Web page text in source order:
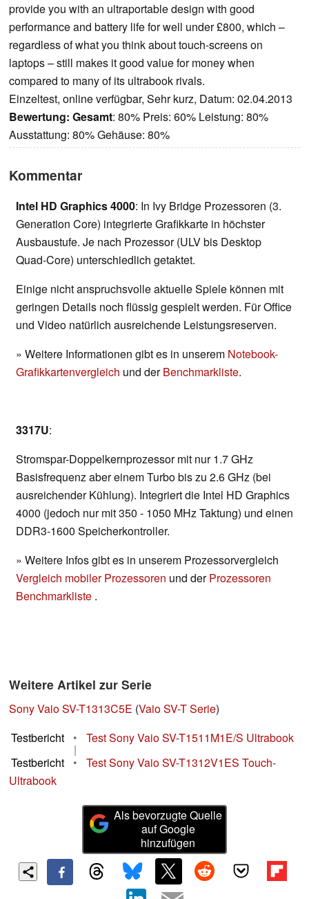
provide you with an ultraportable design with good
performance and battery life for well under £800, which –
regardless of what you think about touch-screens on
laptops – still makes it good value for money when
compared to many of its ultrabook rivals.
Einzeltest, online verfügbar, Sehr kurz, Datum: 02.04.2013
Bewertung: Gesamt: 80% Preis: 60% Leistung: 80%
Ausstattung: 80% Gehäuse: 80%
Kommentar
Intel HD Graphics 4000: In Ivy Bridge Prozessoren (3.
Generation Core) integrierte Grafikkarte in höchster
Ausbaustufe. Je nach Prozessor (ULV bis Desktop
Quad-Core) unterschiedlich getaktet.
Einige nicht anspruchsvolle aktuelle Spiele können mit
geringen Details noch flüssig gespielt werden. Für Office
und Video natürlich ausreichende Leistungsreserven.
» Weitere Informationen gibt es in unserem Notebook-
Grafikkartenvergleich und derBenchmarkliste.
3317U:
Stromspar-Doppelkernprozessor mit nur 1.7 GHz
Basisfrequenz aber einem Turbo bis zu 2.6 GHz (bei
ausreichender Kühlung). Integriert die Intel HD Graphics
4000 (jedoch nur mit 350 - 1050 MHz Taktung) und einen
DDR3-1600 Speicherkontroller.
» Weitere Infos gibt es in unserem Prozessorvergleich
Vergleich mobiler Prozessoren und derProzessoren
Benchmarkliste .
Weitere Artikel zur Serie
Sony Vaio SV-T1313C5E (Vaio SV-T Serie)
Testbericht
• Test Sony Vaio SV-T1511M1E/S Ultrabook
|
Testbericht
•
Test Sony Vaio SV-T1312V1ES Touch-
Ultrabook
Als bevorzugte Quelle
auf Google
hinzufügen